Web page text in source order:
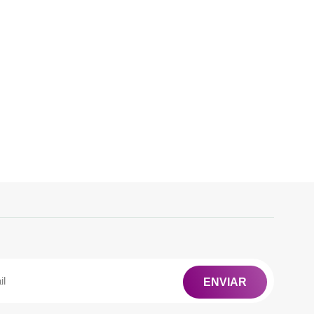
ENVIAR